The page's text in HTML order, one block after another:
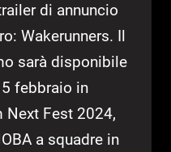
di annuncio
Wakerunners. Il
sarà disponibile
febbraio in
Next Fest 2024,
a squadre in